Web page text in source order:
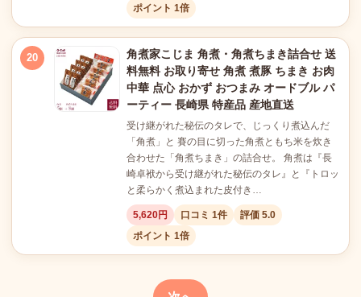
ポイント 1倍
20
角煮家こじま 角煮・角煮ちまき詰合せ 送
料無料 お取り寄せ 角煮 煮豚 ちまき お肉
中華 点心 おかず おつまみ オードブル パ
ーティー 長崎県 特産品 産地直送
受け継がれた秘伝のタレで、じっくり煮込んだ
「角煮」と 賽の目に切った角煮ともち米を炊き
合わせた「角煮ちまき」の詰合せ。 角煮は『長
崎卓袱から受け継がれた秘伝のタレ』と『トロッ
と柔らかく煮込まれた皮付き…
5,620円 口コミ 1件
評価 5.0
ポイント 1倍